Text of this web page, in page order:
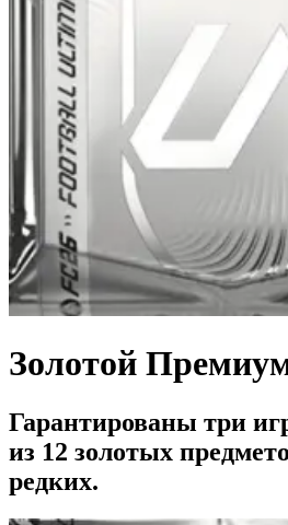
Золотой
Гарантированы три
из 12 золотых
редких.